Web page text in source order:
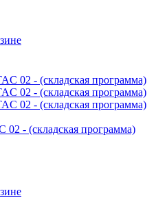
- (складская программа)